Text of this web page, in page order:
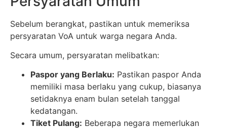
Sebelum berangkat, pastikan untuk memeriksa
persyaratan VoA untuk warga negara Anda.
Secara umum, persyaratan melibatkan:
Paspor yang Berlaku: Pastikan paspor Anda
memiliki masa berlaku yang cukup, biasanya
setidaknya enam bulan setelah tanggal
kedatangan.
Tiket Pulang: Beberapa negara memerlukan